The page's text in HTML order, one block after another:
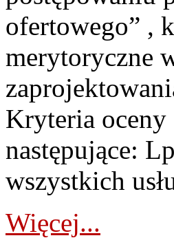
ofertowego” ,
merytoryczne
Kryteria oceny
następujące:
wszystkich
Więcej...